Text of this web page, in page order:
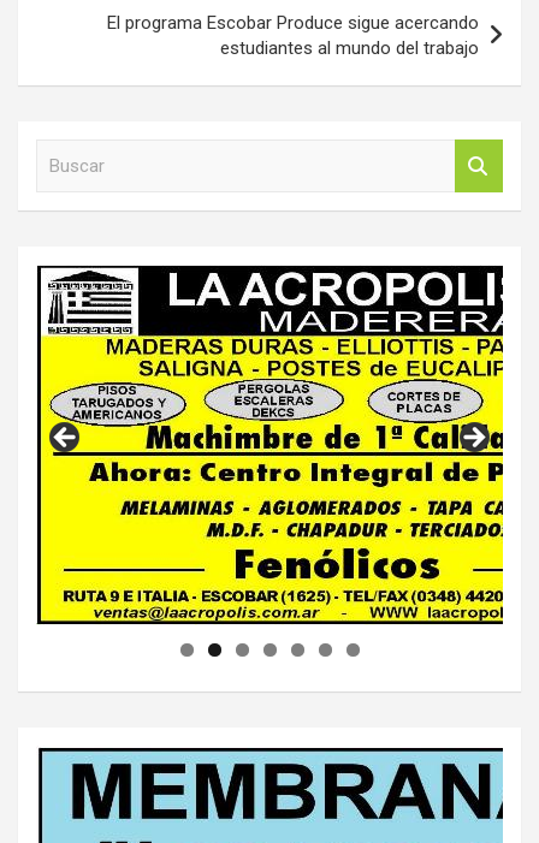
El programa Escobar Produce sigue acercando
estudiantes al mundo del trabajo
r